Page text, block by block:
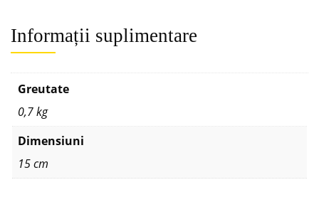
Informații suplimentare
Greutate
0,7 kg
Dimensiuni
15 cm